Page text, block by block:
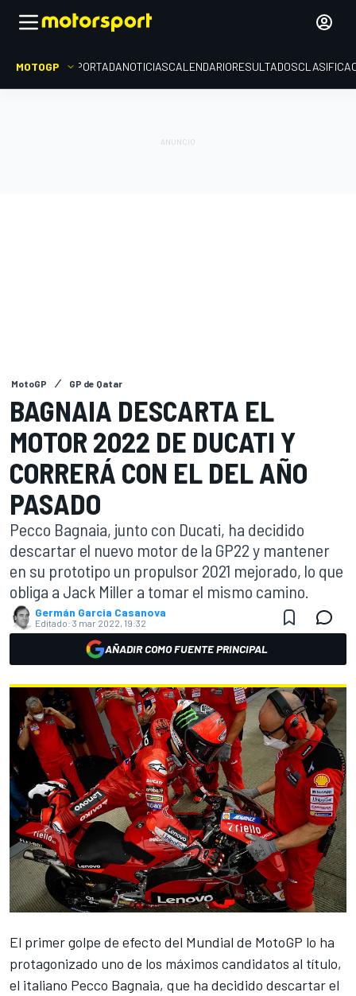
MOTOGP PORTADANOTICIASCALENDARIORESULTADOS
MotoGP GP de Qatar
BAGNAIA DESCARTA EL
MOTOR 2022 DE DUCATI Y
CORRERÁ CON EL DEL AÑO
PASADO
Pecco Bagnaia, junto con Ducati, ha decidido
descartar el nuevo motor de la GP22 y mantener
en su prototipo un propulsor 2021 mejorado, lo que
obliga a Jack Miller a tomar el mismo camino.
Germán Garcia Casanova
Editado: 3 mar 2022, 19:32
AÑADIR COMO FUENTE PRINCIPAL
El primer golpe de efecto del Mundial de MotoGP lo ha
protagonizado uno de los máximos candidatos al título,
el italiano Pecco Bagnaia, que ha decidido descartar el